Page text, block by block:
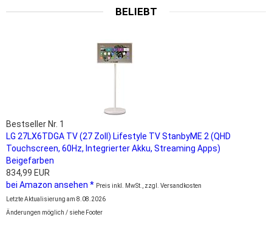
BELIEBT
Bestseller Nr. 1
LG 27LX6TDGA TV (27 Zoll) Lifestyle TV StanbyME 2 (QHD
Touchscreen, 60Hz, Integrierter Akku, Streaming Apps)
Beigefarben
834,99 EUR
bei Amazon ansehen * Preis inkl. MwSt., zzgl. Versandkosten
Letzte Aktualisierung am 8.08.2026
Änderungen möglich / siehe Footer